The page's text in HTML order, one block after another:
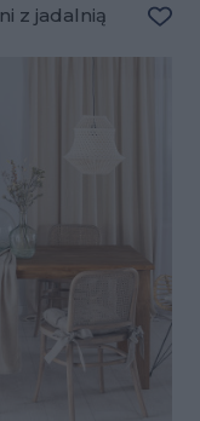
z jadalnią